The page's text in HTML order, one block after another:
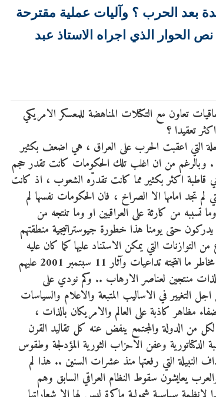
بعد الحرب ؟ وآليات عملية مقترحة
الحوار الذي اجراه الاستاذ عبد
تعاون مع التكتلات المناهضة للمعسكر الامريكي
تعقيدا ؟
التي اعقبت الحرب على العراق ، هي اضعف بكثير
. وبالرغم من ان اغلب تلك الحكومات كانت تقدر حجم
قاطبة اكثر بكثير مما كانت تقدرّه الشعوب ، اذ كانت
تجد امامها الا الصراخ ، فان الحكومات نفسها لم
من كارثة على العراقيين او وما تنتجه من
حتى يومنا هذا خطورة جيوستراتيجية منطقتهم
التوازنات التي يمكن الاستناد عليها كما كان عليه
الحال في القرن العشرين . كما انهم لم يدركوا مخاطر ما انتجته تداعيات وآثار 11 سبتمبر 2001 عليهم
منتجين لعناصر الارهاب .. وكم نودي على
التغيير في الاساليب المتبعة والاعلام والسياسات
مظاهر كاذبة على العالم والامريكان بالذات ،
الدولة والمجتمع ينفض عنه كل تقاليد القرن
الدكتاتورية وعفن الاحزاب الثورية المؤدلجة وطقوس
النبيلة التي رفعتها منذ عشرات السنين .. هذا لم
سقوط النظام العراقي السابق وهم